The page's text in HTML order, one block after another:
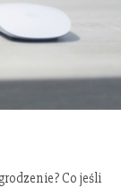
Co jeśli